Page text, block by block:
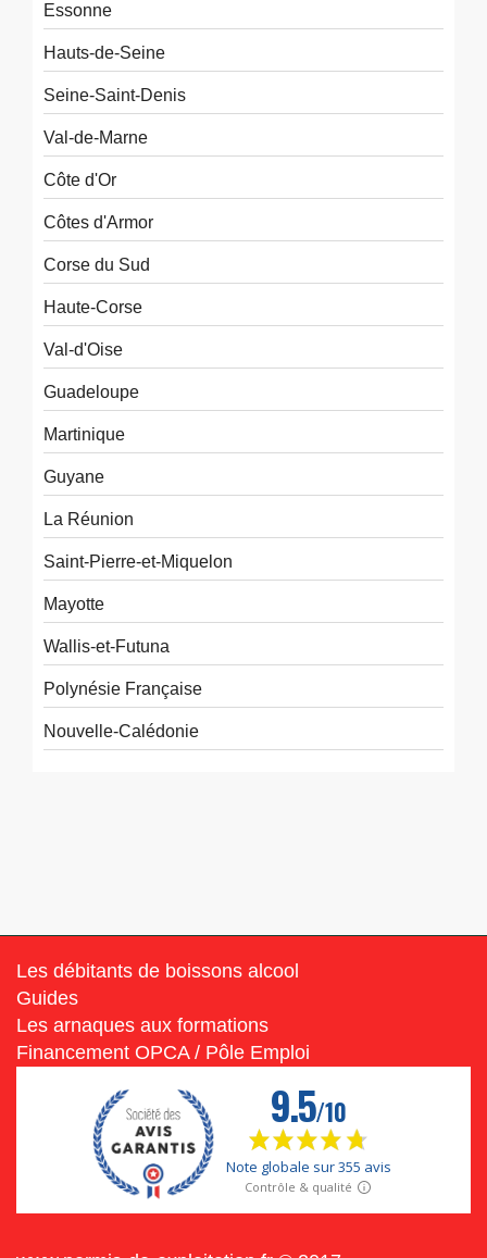
Essonne
Hauts-de-Seine
Seine-Saint-Denis
Val-de-Marne
Côte d'Or
Côtes d'Armor
Corse du Sud
Haute-Corse
Val-d'Oise
Guadeloupe
Martinique
Guyane
La Réunion
Saint-Pierre-et-Miquelon
Mayotte
Wallis-et-Futuna
Polynésie Française
Nouvelle-Calédonie
Les débitants de boissons alcool
Guides
Les arnaques aux formations
Financement OPCA / Pôle Emploi